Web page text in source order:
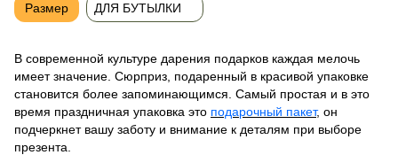
В современной культуре дарения подарков каждая мелочь
имеет значение. Сюрприз, подаренный в красивой упаковке
становится более запоминающимся. Самый простая и в это
время праздничная упаковка это подарочный пакет, он
подчеркнет вашу заботу и внимание к деталям при выборе
презента.
Размер ДЛЯ БУТЫЛКИ